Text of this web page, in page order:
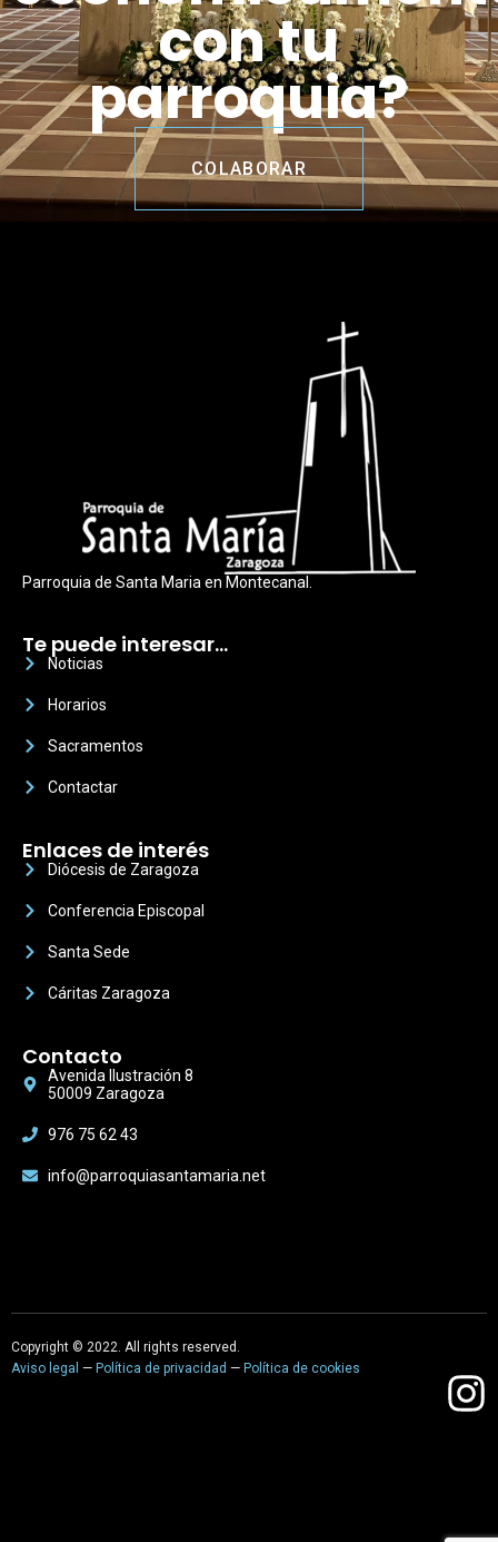
con tu
parroquia?
COLABORAR
Parroquia de Santa Maria en Montecanal.
Te puede interesar…
Noticias
Horarios
Sacramentos
Contactar
Enlaces de interés
Diócesis de Zaragoza
Conferencia Episcopal
Santa Sede
Cáritas Zaragoza
Contacto
Avenida Ilustración 8
50009 Zaragoza
976 75 62 43
info@parroquiasantamaria.net
Copyright © 2022. All rights reserved.
Aviso legal — Política de privacidad — Política de cookies